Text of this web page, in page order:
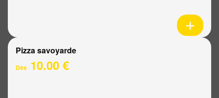
Pizza savoyarde
Dès 10.00 €